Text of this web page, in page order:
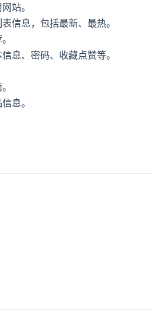
站。
信息，包括最新、最热。
息、密码、收藏点赞等。
息。